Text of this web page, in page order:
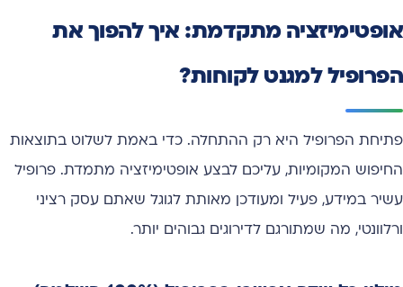
אופטימיזציה מתקדמת: איך להפוך את
הפרופיל למגנט לקוחות?
פתיחת הפרופיל היא רק ההתחלה. כדי באמת לשלוט בתוצאות
החיפוש המקומיות, עליכם לבצע אופטימיזציה מתמדת. פרופיל
עשיר במידע, פעיל ומעודכן מאותת לגוגל שאתם עסק רציני
ורלוונטי, מה שמתורגם לדירוגים גבוהים יותר.